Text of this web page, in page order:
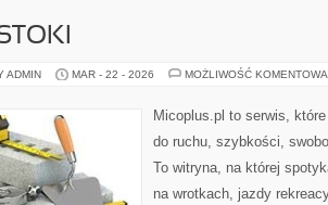
ADMIN MAR - 22 - 2026 MOŻLIWOŚĆ
Micoplus.pl to serwis,
do ruchu, szybkości,
To witryna, na której
na wrotkach, jazdy